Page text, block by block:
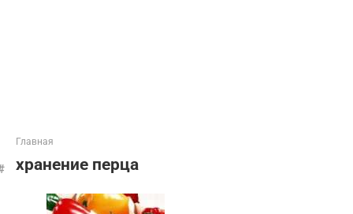
Главная
хранение перца